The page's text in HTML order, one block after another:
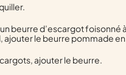
beurre d’escargot foisonné
le beurre pommade en
ajouter le beurre.